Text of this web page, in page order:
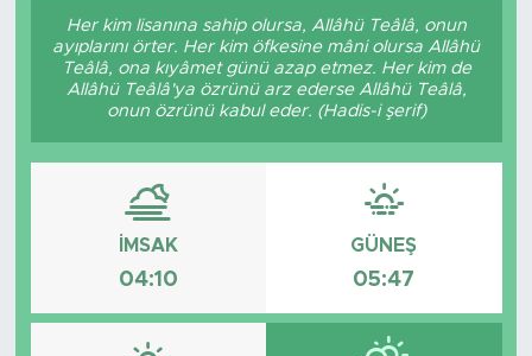
Her kim lisanına sahip olursa, Allâhü Teâlâ, onun
ayıplarını örter. Her kim öfkesine mâni olursa Allâhü
Teâlâ, ona kıyâmet günü azap etmez. Her kim de
Allâhü Teâlâ'ya özrünü arz ederse Allâhü Teâlâ,
onun özrünü kabul eder. (Hadis-i şerif)
İMSAK
04:10
GÜNEŞ
05:47